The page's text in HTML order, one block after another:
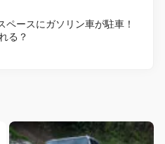
ペースにガソリン車が駐車！
る？